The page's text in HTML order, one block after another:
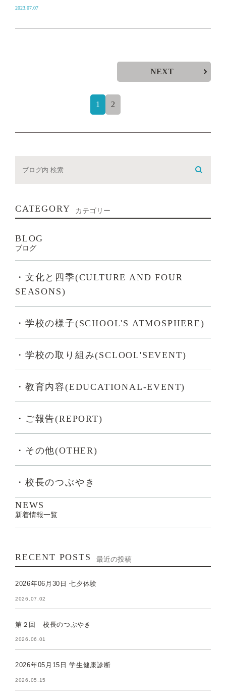
2023.07.07
1 2
NEXT
CATEGORY カテゴリー
BLOG
ブログ
・文化と四季(CULTURE AND FOUR
SEASONS)
・学校の様子(SCHOOL'S ATMOSPHERE)
・学校の取り組み(SCLOOL'SEVENT)
・教育内容(EDUCATIONAL-EVENT)
・ご報告(REPORT)
・その他(OTHER)
・校長のつぶやき
NEWS
新着情報一覧
RECENT POSTS 最近の投稿
2026年06月30日 七夕体験
2026.07.02
第２回 校長のつぶやき
2026.06.01
2026年05月15日 学生健康診断
2026.05.15